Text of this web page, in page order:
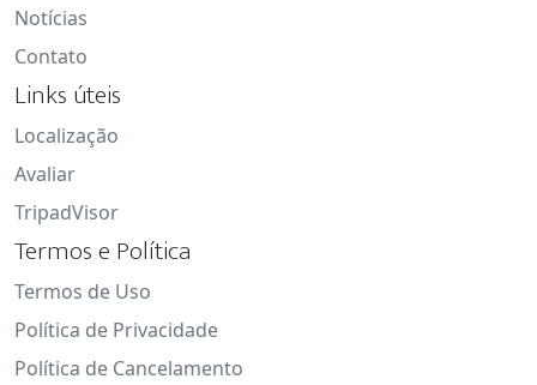
Notícias
Contato
Links úteis
Localização
Avaliar
TripadVisor
Termos e Política
Termos de Uso
Política de Privacidade
Política de Cancelamento